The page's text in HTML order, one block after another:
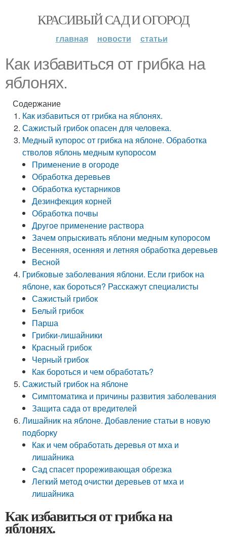
КРАСИВЫЙ САД И ОГОРОД
главная новости статьи
Как избавиться от грибка на
яблонях.
Содержание
Как избавиться от грибка на яблонях.
Сажистый грибок опасен для человека.
Медный купорос от грибка на яблоне. Обработка
стволов яблонь медным купоросом
Применение в огороде
Обработка деревьев
Обработка кустарников
Дезинфекция корней
Обработка почвы
Другое применение раствора
Зачем опрыскивать яблони медным купоросом
Весенняя, осенняя и летняя обработка деревьев
Весной
Грибковые заболевания яблони. Если грибок на
яблоне, как бороться? Расскажут специалисты
Сажистый грибок
Белый грибок
Парша
Грибки-лишайники
Красный грибок
Черный грибок
Как бороться и чем обработать?
Сажистый грибок на яблоне
Симптоматика и причины развития заболевания
Защита сада от вредителей
Лишайник на яблоне. Добавление статьи в новую
подборку
Как и чем обработать деревья от мха и
лишайника
Сад спасет прореживающая обрезка
Легкий метод очистки деревьев от мха и
лишайника
Как избавиться от грибка на
яблонях.